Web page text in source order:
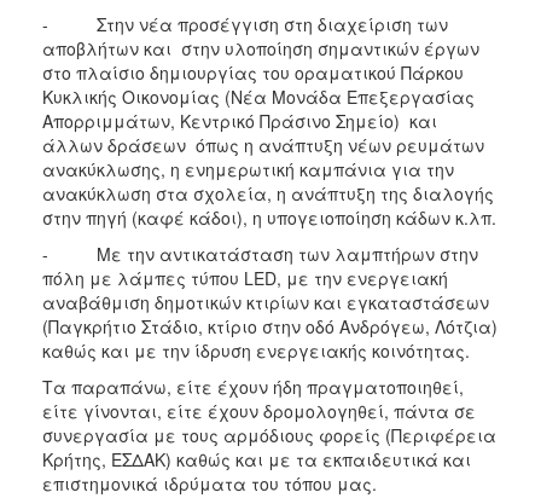
- Στην νέα προσέγγιση στη διαχείριση των
αποβλήτων και στην υλοποίηση σημαντικών έργων
στο πλαίσιο δημιουργίας του οραματικού Πάρκου
Κυκλικής Οικονομίας (Νέα Μονάδα Επεξεργασίας
Απορριμμάτων, Κεντρικό Πράσινο Σημείο) και
άλλων δράσεων όπως η ανάπτυξη νέων ρευμάτων
ανακύκλωσης, η ενημερωτική καμπάνια για την
ανακύκλωση στα σχολεία, η ανάπτυξη της διαλογής
στην πηγή (καφέ κάδοι), η υπογειοποίηση κάδων κ.λπ.
- Με την αντικατάσταση των λαμπτήρων στην
πόλη με λάμπες τύπου LED, με την ενεργειακή
αναβάθμιση δημοτικών κτιρίων και εγκαταστάσεων
(Παγκρήτιο Στάδιο, κτίριο στην οδό Ανδρόγεω, Λότζια)
καθώς και με την ίδρυση ενεργειακής κοινότητας.
Τα παραπάνω, είτε έχουν ήδη πραγματοποιηθεί,
είτε γίνονται, είτε έχουν δρομολογηθεί, πάντα σε
συνεργασία με τους αρμόδιους φορείς (Περιφέρεια
Κρήτης, ΕΣΔΑΚ) καθώς και με τα εκπαιδευτικά και
επιστημονικά ιδρύματα του τόπου μας.